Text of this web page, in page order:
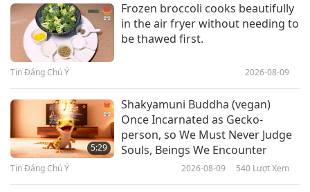
Ngài Thanh Hải Vô Thượng Sư
Tiết Lộ Về Tinh Cầu Diw Phần 1/12
Càng Có Vị Trí Quan Trọng Trong
Xã Hội, Càng Phải Khiêm Nhường,
Phần 1/3
Frozen broccoli cooks beautifully
in the air fryer without needing to
be thawed first.
Tin Đáng Chú Ý 2026-08-09
5:29
Shakyamuni Buddha (vegan)
Once Incarnated as Gecko-
person, so We Must Never Judge
Souls, Beings We Encounter
Tin Đáng Chú Ý 2026-08-09 540 Lượt Xem